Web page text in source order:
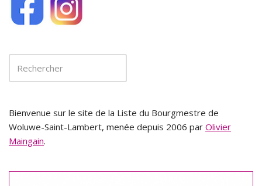
Bienvenue sur le site de la Liste du Bourgmestre de
Woluwe-Saint-Lambert, menée depuis 2006 par Olivier
Maingain.